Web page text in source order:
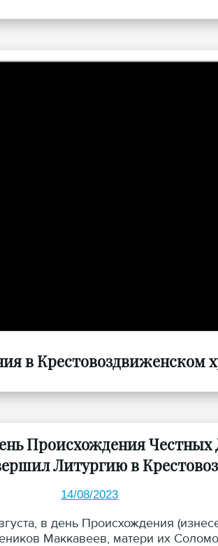
в Крестовоздвиженском
Происхождения
Литургию в
14/08/2023
в день Происхождения
Маккавеев, матери их